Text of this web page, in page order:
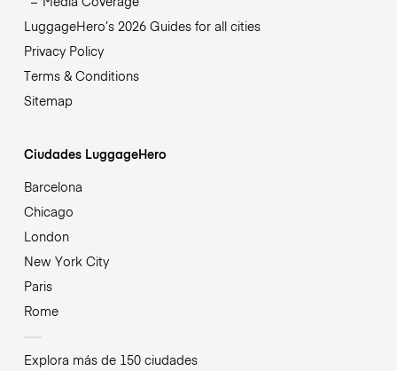
LuggageHero’s 2026 Guides for all cities
Privacy Policy
Terms & Conditions
Sitemap
Ciudades LuggageHero
Barcelona
Chicago
London
New York City
Paris
Rome
Explora más de 150 ciudades